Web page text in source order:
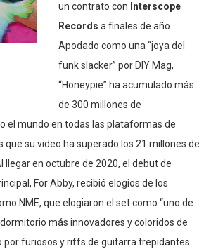
un contrato con Interscope
Records a finales de año.
Apodado como una “joya del
funk slacker” por DIY Mag,
“Honeypie” ha acumulado más
de 300 millones de
el mundo en todas las plataformas de
su video ha superado los 21 millones de
llegar en octubre de 2020, el debut de
For Abby, recibió elogios de los
NME, que elogiaron el set como “uno de
más innovadores y coloridos de
por furiosos y riffs de guitarra trepidantes